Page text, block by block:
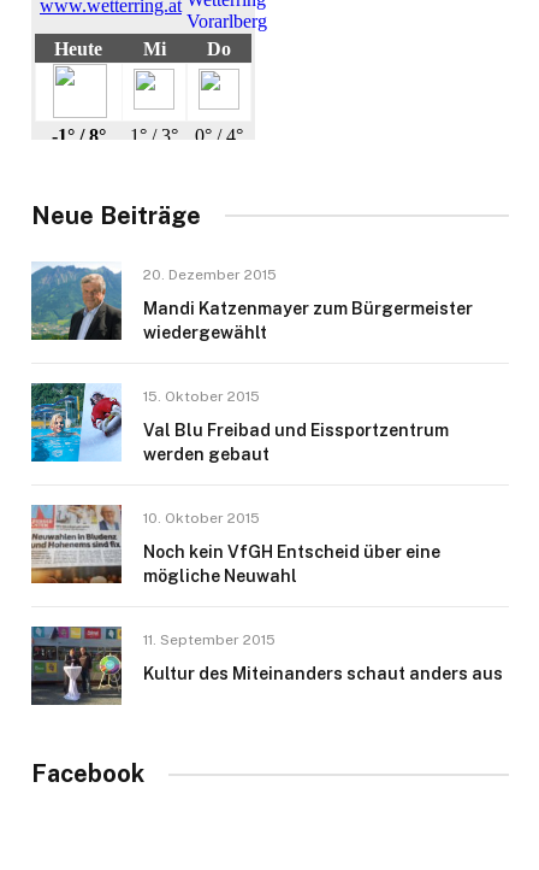
Neue Beiträge
20. Dezember 2015
Mandi Katzenmayer zum Bürgermeister
wiedergewählt
15. Oktober 2015
Val Blu Freibad und Eissportzentrum
werden gebaut
10. Oktober 2015
Noch kein VfGH Entscheid über eine
mögliche Neuwahl
11. September 2015
Kultur des Miteinanders schaut anders aus
Facebook